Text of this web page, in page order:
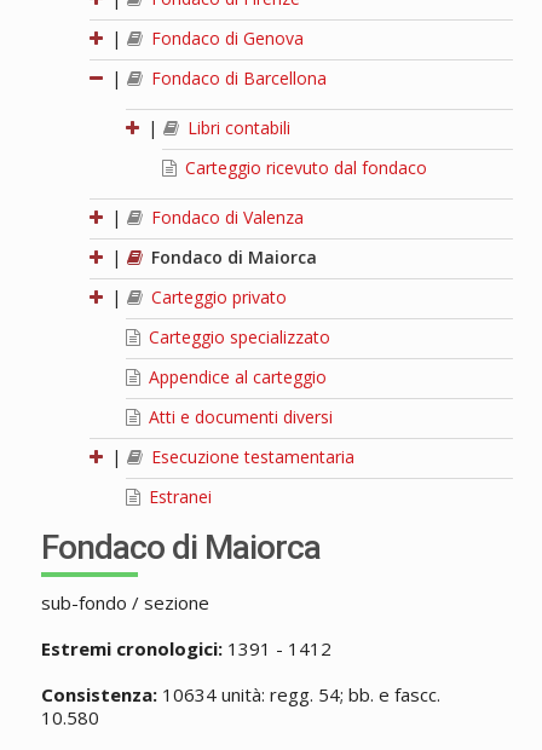
|
Fondaco di Genova
|
Fondaco di Barcellona
|
Libri contabili
Carteggio ricevuto dal fondaco
|
Fondaco di Valenza
|
Fondaco di Maiorca
|
Carteggio privato
Carteggio specializzato
Appendice al carteggio
Atti e documenti diversi
|
Esecuzione testamentaria
Estranei
Fondaco di Maiorca
sub-fondo / sezione
Estremi cronologici:1391 - 1412
Consistenza:10634 unità: regg. 54; bb. e fascc.
10.580